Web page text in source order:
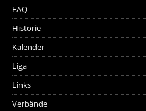
FAQ
Historie
Kalender
Liga
Links
Verbände